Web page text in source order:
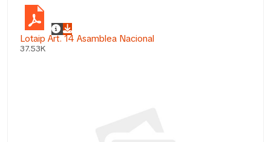
Lotaip Art. 14 Asamblea Nacional
37.53K